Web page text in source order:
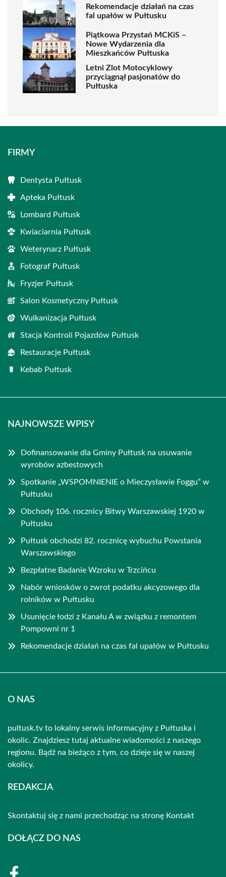
Rekomendacje działań na czas
fal upałów w Pułtusku
Piątkowa Przystań MCKiS –
Nowe Wydarzenia dla
Mieszkańców Pułtuska
Letni Zlot Motocyklowy
przyciągnął pasjonatów do
Pułtuska
FIRMY
Dentysta Pułtusk
Apteka Pułtusk
Lombard Pułtusk
Kwiaciarnia Pułtusk
Weterynarz Pułtusk
Fotograf Pułtusk
Fryzjer Pułtusk
Salon Kosmetyczny Pułtusk
Wulkanizacja Pułtusk
Stacja Kontroli Pojazdów Pułtusk
Restauracje Pułtusk
Kebab Pułtusk
NAJNOWSZE WPISY
Dofinansowanie dla Gminy Pułtusk na usuwanie
wyrobów azbestowych
Spotkanie „WSPOMNIENIE o Mieczysławie Foggu” w
Pułtusku
Obchody 106. rocznicy Bitwy Warszawskiej 1920 w
Pułtusku
Pułtusk obchodzi 82. rocznicę wybuchu Powstania
Warszawskiego
Bezpłatne Badanie Wzroku w Trzcińcu
Nabór wniosków o zwrot podatku akcyzowego dla
rolników w Pułtusku
Usunięcie łodzi z Kanału A w związku z remontem
Pompowni nr 1
Rekomendacje działań na czas fal upałów w Pułtusku
O NAS
pultusk.tv to lokalny serwis informacyjny z Pułtuska i
okolic. Znajdziesz tutaj aktualne wiadomości z naszego
regionu. Bądź na bieżąco z tym, co dzieje się w naszej
okolicy.
REDAKCJA
Skontaktuj się z nami przechodząc na stronę Kontakt
DOŁĄCZ DO NAS